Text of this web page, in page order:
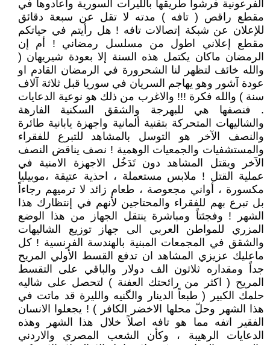
الفرعونية فرشوا طريقها بالليرات السورية وأعادوها في
مقطع راقص ( تافه ) مدته لا تقل عن سبعة دقائق
للإعلان عن شبكة إتصالات تافه ! هل رأيتم في حياتكم
مقطع إعلاني اطول من مسلسل رمضاني ! أم إن
الرمضان ماكان يكتمل هذه السنة إلا بعودة شيريهان (
والله خائف لتظهر لنا الشحرورة في الرمضان القادم او
عودة آشور وهو يهاجم السريان في سوريا قبل ثلاثة آلاف
سنة ) والله فكرة !!! والاغرب من ذلك هو نوعية الدعايات
. فنصفها هي للبهرجة والشقق السكنية الفارهة
والشاليهات المتحركة بتقنية ألمانية واجهزة يابانية طائرة
والنصف الآخر هو التوسل بالمشاهد للتبرع للفقراء
والمستشفيات والجمعيات الوهمية ! نصف يناقض النصف
الآخر ويقتل المشاهد دون تَدَخُل الاجهزة الامنية في
عملية القتل ! ملابس مستعملة ، احذية عتيقة ،موبيليا
مكسورة ، أواني مجعوصة ، طعام زائد لا ترميهم رجاءاً
بل تبرع بهم للفقراء والمحتاجين لأنهم في إنتظارك هذا
الشهر ! وفجئتاً ومباشرة ينتقل الجهاز من هذا الوضع
المزري للمواطن العربي الى جهاز توزيع الشاليهات
والشقق في المجمعات المبنية بالهندسة الفرنسية ! كل
ماعليك عزيزي المشاهد ان تدفع القسط الأولي المريح
جداً ومقداره ثلاثون الف دولار والباقي على التقسط
المريح ( اكثر من رائحتك العفنة ) لتحصل على شاليه
حلمك الكبير ( طبعاً الدينار والگنيه والليرة قد ماتت في
هذا الشهر وحلّ محلها الاخضر الكافر ) ! يجعلوا الانسان
الفقير اتفه مما هو تافه اصلاً خلال هذا الشهر وهذه
الدعايات الرهيبة ، وكأن الشعب المصري والاردني